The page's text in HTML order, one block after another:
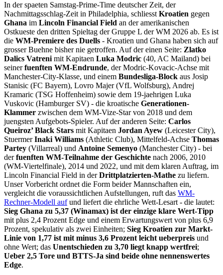
In der spaeten Samstag-Prime-Time deutscher Zeit, der
Nachmittagsschlag-Zeit in Philadelphia, schliesstKroatien gegen
Ghana im Lincoln Financial Field an der amerikanischen
Ostkueste den dritten Spieltag der Gruppe L der WM 2026 ab. Es ist
die WM-Premiere des Duells - Kroatien und Ghana haben sich auf
grosser Buehne bisher nie getroffen. Auf der einen Seite: Zlatko
Dalics Vatrenimit Kapitaen Luka Modric (40, AC Mailand) bei
seinerfuenften WM-Endrunde, der Modric-Kovacic-Achse mit
Manchester-City-Klasse, und einem Bundesliga-Block aus Josip
Stanisic (FC Bayern), Lovro Majer (VfL Wolfsburg), Andrej
Kramaric (TSG Hoffenheim) sowie dem 19-jaehrigen Luka
Vuskovic (Hamburger SV) - die kroatische Generationen-
Klammer zwischen dem WM-Vize-Star von 2018 und dem
juengsten Aufgebots-Spieler. Auf der anderen Seite: Carlos
Queiroz’ Black Stars mit Kapitaen Jordan Ayew (Leicester City),
StuermerInaki Williams (Athletic Club), Mittelfeld-Achse Thomas
Partey (Villarreal) und Antoine Semenyo (Manchester City) - bei
derfuenften WM-Teilnahme der Geschichte nach 2006, 2010
(WM-Viertelfinale), 2014 und 2022, und mit dem klaren Auftrag, im
Lincoln Financial Field in derDrittplatzierten-Mathe zu liefern.
Unser Vorbericht ordnet die Form beider Mannschaften ein,
vergleicht die voraussichtlichen Aufstellungen, ruft das WM-
Rechner-Modell aufund liefert die ehrliche Wett-Lesart - die lautet:
Sieg Ghana zu 5,37 (Winamax) ist der einzige klare Wert-Tipp
mit plus 2,4 Prozent Edge und einem Erwartungswert von plus 6,9
Prozent, spekulativ als zwei Einheiten; Sieg Kroatien zur Markt-
Linie von 1,77 ist mit minus 3,6 Prozent leicht ueberpreis und
ohne Wert; das Unentschieden zu 3,70 liegt knapp wertfrei;
Ueber 2,5 Tore und BTTS-Ja sind beide ohne nennenswertes
Edge.